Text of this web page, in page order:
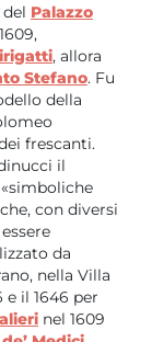
Palazzo
, allora
Stefano. Fu
della
frescanti.
il
con diversi
da
nella Villa
e il 1646 per
nel 1609